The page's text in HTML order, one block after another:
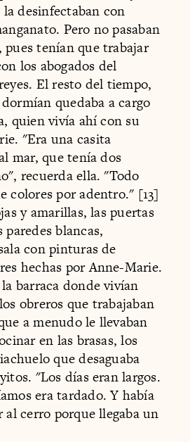
desinfectaban con
Pero no pasaban
pues tenían que trabajar
los abogados del
El resto del tiempo,
quedaba a cargo
quien vivía ahí con su
"Era una casita
mar, que tenía dos
recuerda ella. "Todo
colores por adentro." [13]
y amarillas, las puertas
paredes blancas,
con pinturas de
hechas por Anne-Marie.
barraca donde vivían
obreros que trabajaban
a menudo le llevaban
en las brasas, los
que desaguaba
"Los días eran largos.
era tardado. Y había
al cerro porque llegaba un